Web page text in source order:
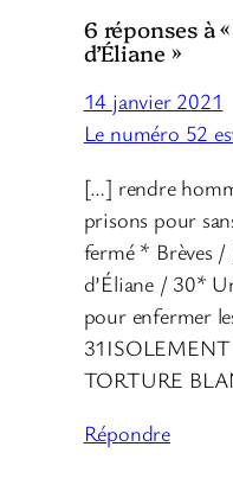
6 réponses à
d’Éliane »
14 janvier 2021
Le numéro 52
[…] rendre
prisons pour
fermé * Brèves
d’Éliane / 30*
pour enfermer
TORTURE
Répondre